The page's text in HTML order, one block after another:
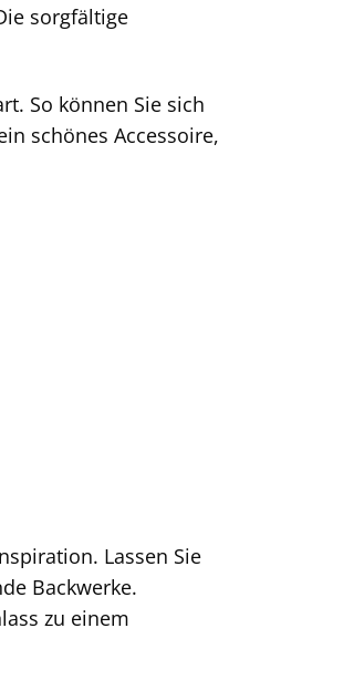
sorgfältige
So können Sie sich
schönes Accessoire,
Lassen Sie
Backwerke.
zu einem